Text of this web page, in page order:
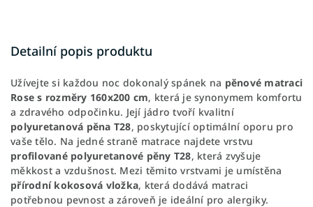
Detailní popis produktu
Užívejte si každou noc dokonalý spánek na pěnové matraci
Rose s rozměry 160x200 cm, která je synonymem komfortu
a zdravého odpočinku. Její jádro tvoří kvalitní
polyuretanová pěna T28, poskytující optimální oporu pro
vaše tělo. Na jedné straně matrace najdete vrstvu
profilované polyuretanové pěny T28, která zvyšuje
měkkost a vzdušnost. Mezi těmito vrstvami je umístěna
přírodní kokosová vložka, která dodává matraci
potřebnou pevnost a zároveň je ideální pro alergiky.